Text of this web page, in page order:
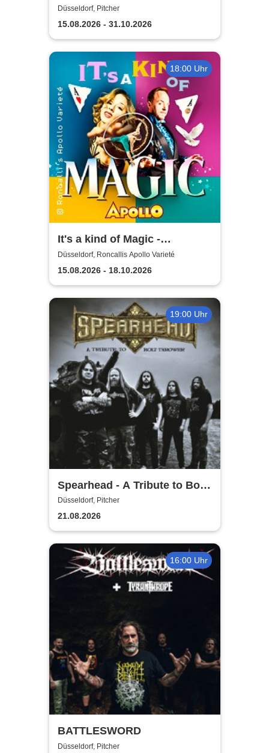
Düsseldorf, Pitcher
15.08.2026 - 31.10.2026
18:00 Uhr
It's a kind of Magic -
Roncalli's Apollo Varieté
Düsseldorf, Roncallis Apollo Varieté
15.08.2026 - 18.10.2026
19:00 Uhr
Spearhead - A Tribute to Bolt
Thrower
Düsseldorf, Pitcher
21.08.2026
16:00 Uhr
BATTLESWORD
Düsseldorf, Pitcher